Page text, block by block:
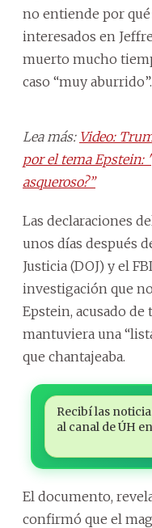
no entiende por
interesados en
muerto mucho
caso “muy aburrido”.
Lea más: Video:
por el tema Epstein:
asqueroso?”
Las declaraciones
unos días después
Justicia (DOJ) y el
investigación que
Epstein, acusado
mantuviera una
que chantajeaba.
Recibí las
al canal de ÚH
El documento,
confirmó que el